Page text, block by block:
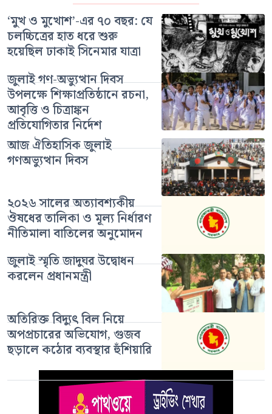
‘মুখ ও মুখোশ’-এর ৭০ বছর: যে
চলচ্চিত্রের হাত ধরে শুরু
হয়েছিল ঢাকাই সিনেমার যাত্রা
জুলাই গণ-অভ্যুত্থান দিবস
উপলক্ষে শিক্ষাপ্রতিষ্ঠানে রচনা,
আবৃত্তি ও চিত্রাঙ্কন
প্রতিযোগিতার নির্দেশ
আজ ঐতিহাসিক জুলাই
গণঅভ্যুত্থান দিবস
২০২৬ সালের অত্যাবশ্যকীয়
ঔষধের তালিকা ও মূল্য নির্ধারণ
নীতিমালা বাতিলের অনুমোদন
জুলাই স্মৃতি জাদুঘর উদ্বোধন
করলেন প্রধানমন্ত্রী
অতিরিক্ত বিদ্যুৎ বিল নিয়ে
অপপ্রচারের অভিযোগ, গুজব
ছড়ালে কঠোর ব্যবস্থার হুঁশিয়ারি